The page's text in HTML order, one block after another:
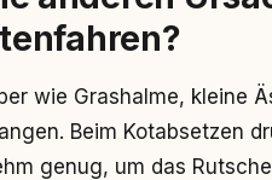
wie Grashalme, kleine
Beim Kotabsetzen
genug, um das